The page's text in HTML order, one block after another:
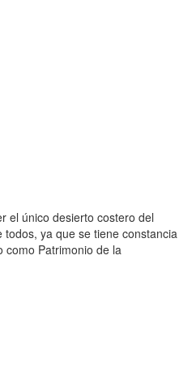
el único desierto costero del
ya que se tiene constancia
como Patrimonio de la